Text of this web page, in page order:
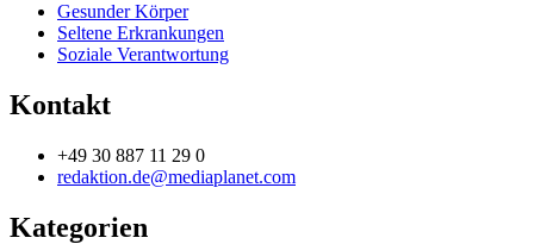
Gesunder Körper
Seltene Erkrankungen
Soziale Verantwortung
Kontakt
+49 30 887 11 29 0
redaktion.de@mediaplanet.com
Kategorien